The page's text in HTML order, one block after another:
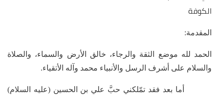
الكوفة
المقدمة:
الحمد لله موضع الثقة والرجاء، خالق الأرض والسماء، والصلاة
والسلام على أشرف الرسل والأنبياء محمد وآله الأتقياء.
أما بعد فقد تمّلكني حبَّ علي بن الحسين (عليه السلام)